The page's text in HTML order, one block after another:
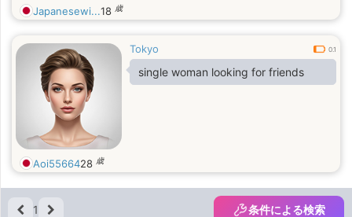
Japanesewi...18 歳
Tokyo 0.1
single woman looking for friends
Aoi5566428 歳
1 条件による検索